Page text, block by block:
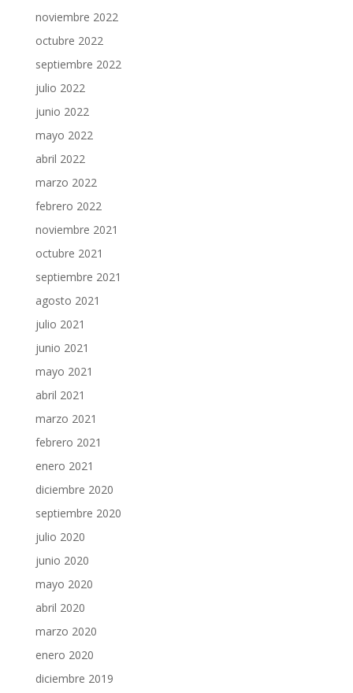
noviembre 2022
octubre 2022
septiembre 2022
julio 2022
junio 2022
mayo 2022
abril 2022
marzo 2022
febrero 2022
noviembre 2021
octubre 2021
septiembre 2021
agosto 2021
julio 2021
junio 2021
mayo 2021
abril 2021
marzo 2021
febrero 2021
enero 2021
diciembre 2020
septiembre 2020
julio 2020
junio 2020
mayo 2020
abril 2020
marzo 2020
enero 2020
diciembre 2019